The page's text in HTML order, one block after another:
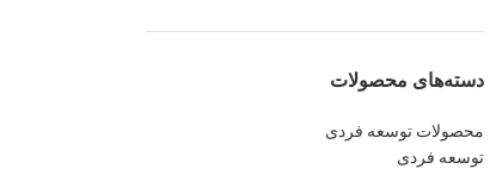
دسته‌های محصولات
محصولات توسعه فردی
توسعه فردی